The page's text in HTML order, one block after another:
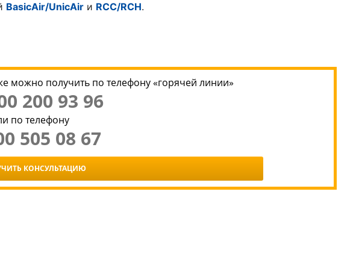
BasicAir/UnicAir и RCC/RCH.
получить по телефону «горячей линии»
200 93 96
по телефону
505 08 67
КОНСУЛЬТАЦИЮ